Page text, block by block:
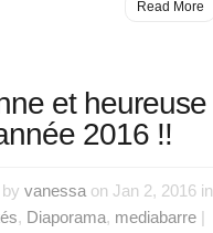
Read More
et heureuse
2016 !!
vanessa on Jan 2, 2016 in
, Diaporama, mediabarre |